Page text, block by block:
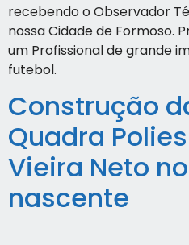
recebendo o Observador
nossa Cidade de Formoso.
um Profissional de grande
futebol.
Construção
Quadra
Vieira Neto
nascente